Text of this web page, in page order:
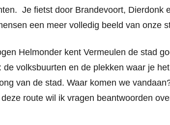
Je fietst door Brandevoort, Dierdonk
een meer volledig beeld van onze
Helmonder kent Vermeulen de stad
de volksbuurten en de plekken waar je
van de stad. Waar komen we
route wil ik vragen beantwoorden